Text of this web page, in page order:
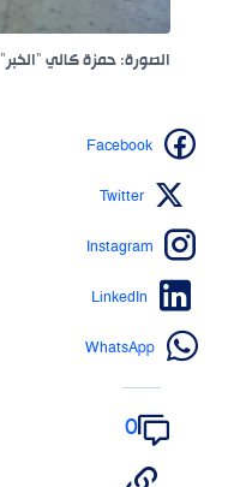
الصورة: حمزة كالي "الخبر"
Facebook
Twitter
Instagram
LinkedIn
WhatsApp
0